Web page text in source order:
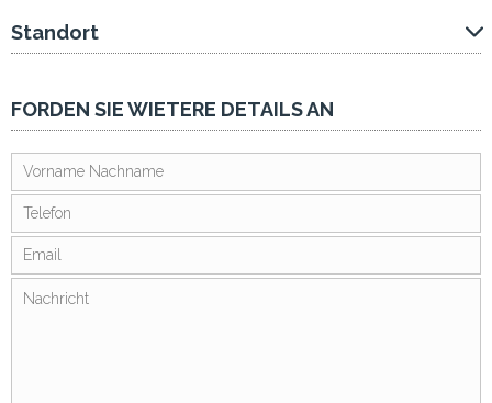
Standort
FORDEN SIE WIETERE DETAILS AN